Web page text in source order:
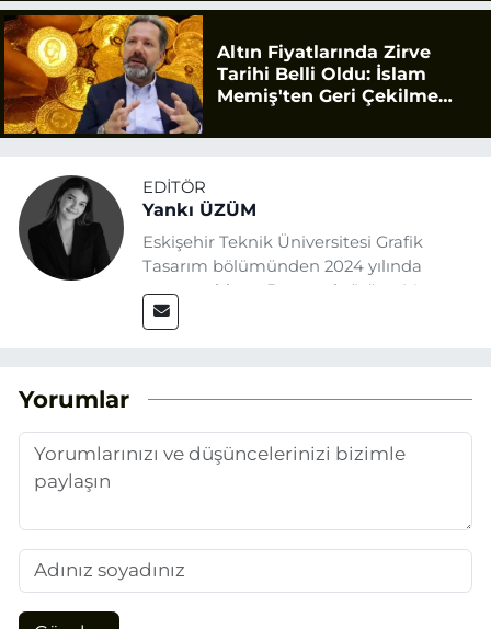
Altın Fiyatlarında Zirve
Tarihi Belli Oldu: İslam
Memiş'ten Geri Çekilme
EDITÖR
Yankı ÜZÜM
Eskişehir Teknik Üniversitesi Grafik
Tasarım bölümünden 2024 yılında
mezun oldum. Basın sektörüne Mayıs
2025’te Eskişehir Haber Ajansı ile adım
aktarmayı hedefliyorum.
Yorumlar